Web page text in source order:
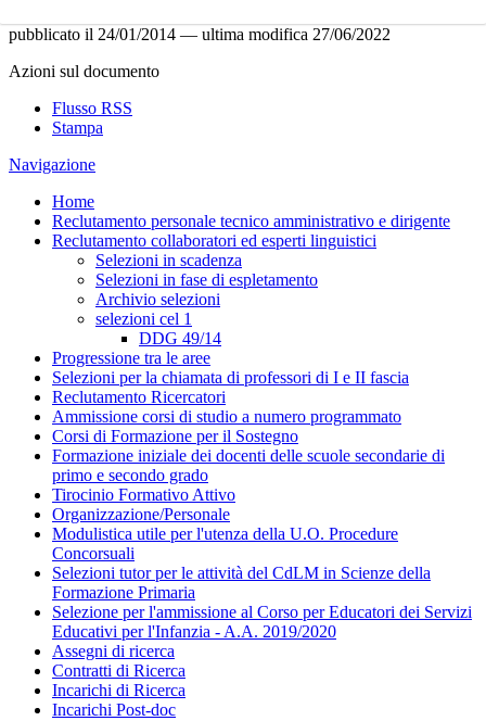
pubblicato il 24/01/2014 — ultima modifica 27/06/2022
Azioni sul documento
Flusso RSS
Stampa
Navigazione
Home
Reclutamento personale tecnico amministrativo e dirigente
Reclutamento collaboratori ed esperti linguistici
Selezioni in scadenza
Selezioni in fase di espletamento
Archivio selezioni
selezioni cel 1
DDG 49/14
Progressione tra le aree
Selezioni per la chiamata di professori di I e II fascia
Reclutamento Ricercatori
Ammissione corsi di studio a numero programmato
Corsi di Formazione per il Sostegno
Formazione iniziale dei docenti delle scuole secondarie di
primo e secondo grado
Tirocinio Formativo Attivo
Organizzazione/Personale
Modulistica utile per l'utenza della U.O. Procedure
Concorsuali
Selezioni tutor per le attività del CdLM in Scienze della
Formazione Primaria
Selezione per l'ammissione al Corso per Educatori dei Servizi
Educativi per l'Infanzia - A.A. 2019/2020
Assegni di ricerca
Contratti di Ricerca
Incarichi di Ricerca
Incarichi Post-doc